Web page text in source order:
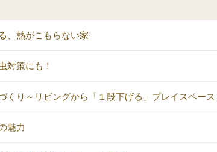
、熱がこもらない家
対策にも！
くり～リビングから「１段下げる」プレイスペース
魅力